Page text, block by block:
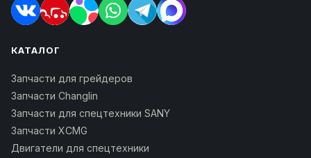
КАТАЛОГ
Запчасти для грейдеров
Запчасти Changlin
Запчасти для спецтехники SANY
Запчасти XCMG
Двигатели для спецтехники